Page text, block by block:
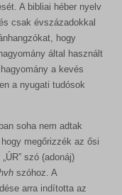
A bibliai héber nyelv
csak évszázadokkal
hogy
által használt
a kevés
a nyugati tudósok
soha nem adtak
megőrizzék az ősi
szó (adonáj)
szóhoz. A
arra indította az